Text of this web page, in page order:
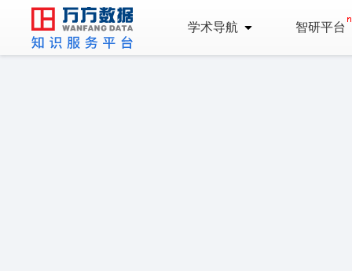
学术导航 智研平台